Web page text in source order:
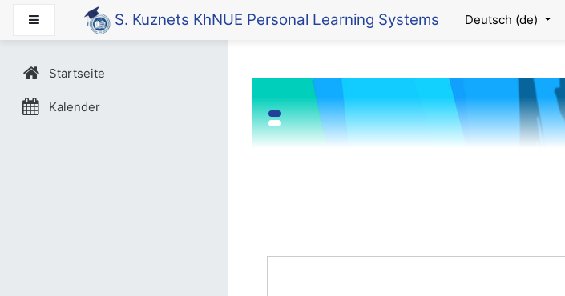
Website-ÜbersichtS. Kuznets KhNUE Personal Learning Systems Deutsch ‎(de)‎
Startseite
Kalender